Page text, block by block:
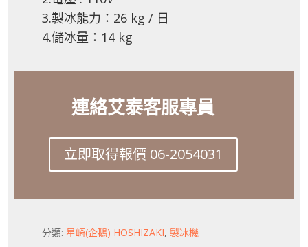
3.製冰能力：26 kg / 日
4.儲冰量：14 kg
連絡艾泰客服專員
立即取得報價 06-2054031
分類: 星崎(企鵝) HOSHIZAKI,製冰機